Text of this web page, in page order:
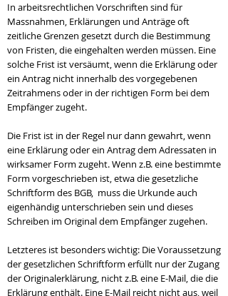
In arbeitsrechtlichen Vorschriften sind für
Massnahmen, Erklärungen und Anträge oft
zeitliche Grenzen gesetzt durch die Bestimmung
von Fristen, die eingehalten werden müssen. Eine
solche Frist ist versäumt, wenn die Erklärung oder
ein Antrag nicht innerhalb des vorgegebenen
Zeitrahmens oder in der richtigen Form bei dem
Empfänger zugeht.
Die Frist ist in der Regel nur dann gewahrt, wenn
eine Erklärung oder ein Antrag dem Adressaten in
wirksamer Form zugeht. Wenn z.B. eine bestimmte
Form vorgeschrieben ist, etwa die gesetzliche
Schriftform des BGB, muss die Urkunde auch
eigenhändig unterschrieben sein und dieses
Schreiben im Original dem Empfänger zugehen.
Letzteres ist besonders wichtig: Die Voraussetzung
der gesetzlichen Schriftform erfüllt nur der Zugang
der Originalerklärung, nicht z.B. eine E-Mail, die die
Erklärung enthält. Eine E-Mail reicht nicht aus, weil